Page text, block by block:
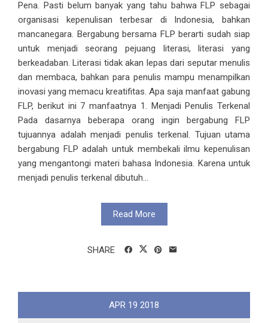
Pena. Pasti belum banyak yang tahu bahwa FLP sebagai
organisasi kepenulisan terbesar di Indonesia, bahkan
mancanegara. Bergabung bersama FLP berarti sudah siap
untuk menjadi seorang pejuang literasi, literasi yang
berkeadaban. Literasi tidak akan lepas dari seputar menulis
dan membaca, bahkan para penulis mampu menampilkan
inovasi yang memacu kreatifitas. Apa saja manfaat gabung
FLP, berikut ini 7 manfaatnya 1. Menjadi Penulis Terkenal
Pada dasarnya beberapa orang ingin bergabung FLP
tujuannya adalah menjadi penulis terkenal. Tujuan utama
bergabung FLP adalah untuk membekali ilmu kepenulisan
yang mengantongi materi bahasa Indonesia. Karena untuk
menjadi penulis terkenal dibutuh...
Read More
SHARE
APR 19 2018